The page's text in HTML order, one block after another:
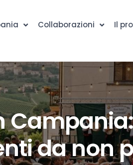
Collaborazioni Il
da non